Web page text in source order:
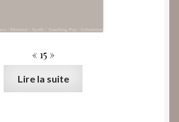
« 15 »
Lire la suite